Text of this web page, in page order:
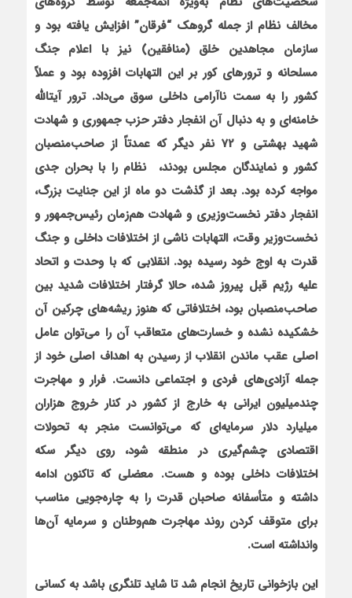
مخالف نظام از جمله گروهک “فرقان” افزایش ‌یافته بود و
سازمان مجاهدین خلق (منافقین) نیز با اعلام جنگ
مسلحانه و ترورهای کور بر این التهابات افزوده بود و عملاً
کشور را به سمت ناآرامی داخلی سوق می‌داد. ترور آیت‏الله
خامنه‌ای و به دنبال آن انفجار دفتر حزب جمهوری و شهادت
شهید بهشتی و 72 نفر دیگر که عمدتاً از صاحب‌منصبان
کشور و نمایندگان مجلس بودند،
نظام را با بحران جدی
مواجه کرده بود. بعد از گذشت دو ماه از این جنایت بزرگ،
انفجار دفتر نخست‌وزیری و شهادت هم‌زمان رئیس‌جمهور و
نخست‌وزیر وقت، التهابات ناشی از اختلافات داخلی و جنگ
قدرت به اوج خود رسیده بود. انقلابی که با وحدت و اتحاد
علیه رژیم قبل پیروز شده، حالا گرفتار اختلافات شدید بین
صاحب‌منصبان بود، اختلافاتی که هنوز ریشه‌های چرکین آن
خشکیده نشده و خسارت‌های متعاقب آن را می‌توان عامل
اصلی عقب ماندن انقلاب از رسیدن به اهداف اصلی خود از
جمله آزادی‌های فردی و اجتماعی دانست. فرار و مهاجرت
چندمیلیون ایرانی به خارج از کشور در کنار خروج هزاران
میلیارد دلار سرمایه‌ای که می‌توانست منجر به تحولات
اقتصادی چشم‌گیری در منطقه شود، روی دیگر سکه
اختلافات داخلی بوده و هست. معضلی که تاکنون ادامه
داشته و متأسفانه صاحبان قدرت را به چاره‌جویی مناسب
برای متوقف کردن روند مهاجرت هم‌وطنان و سرمایه آن‌ها
وا‌نداشته است.
این بازخوانی تاریخ انجام شد تا شاید تلنگری باشد به کسانی